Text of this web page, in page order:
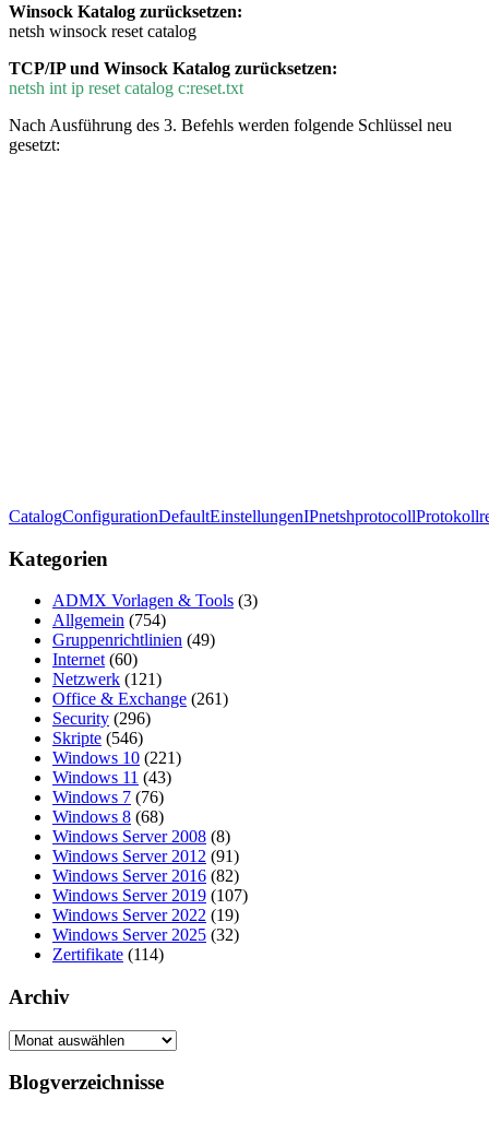
Winsock Katalog zurücksetzen:
netsh winsock reset catalog
TCP/IP und Winsock Katalog zurücksetzen:
netsh int ip reset catalog c:reset.txt
Nach Ausführung des 3. Befehls werden folgende Schlüssel neu
gesetzt:
CatalogConfigurationDefaultEinstellungenIPnetshprotocollProtokoll
Kategorien
ADMX Vorlagen & Tools (3)
Allgemein (754)
Gruppenrichtlinien (49)
Internet (60)
Netzwerk (121)
Office & Exchange (261)
Security (296)
Skripte (546)
Windows 10 (221)
Windows 11 (43)
Windows 7 (76)
Windows 8 (68)
Windows Server 2008 (8)
Windows Server 2012 (91)
Windows Server 2016 (82)
Windows Server 2019 (107)
Windows Server 2022 (19)
Windows Server 2025 (32)
Zertifikate (114)
Archiv
Archiv
Blogverzeichnisse